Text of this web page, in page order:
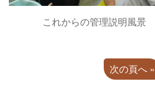
これからの管理説明風景
次の頁へ »